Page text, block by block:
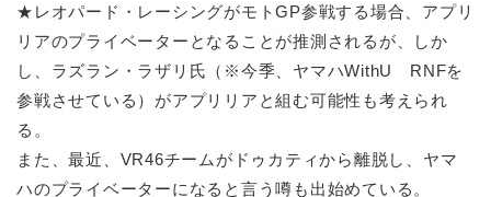
★レオパード・レーシングがモトGP参戦する場合、アプリ
リアのプライベーターとなることが推測されるが、しか
し、ラズラン・ラザリ氏（※今季、ヤマハWithU RNFを
参戦させている）がアプリリアと組む可能性も考えられ
る。
また、最近、VR46チームがドゥカティから離脱し、ヤマ
ハのプライベーターになると言う噂も出始めている。